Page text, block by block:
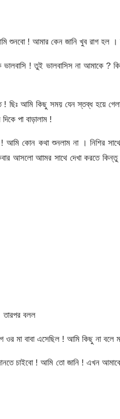
শুনবো ! আমার কেন জানি খুব রাগ হল ।
! তুই ভালবাসিস না আমাকে ?
ছিঃ আমি কিছু সময় যেন স্তব্ধ হয়ে
পা বাড়ালাম !
আমি কোন কথা শুনলাম না । নিশির
আসলো আামর সাথে দেখা করতে কিন্তু
তারপর বলল
মা বাবা এসেছিল ! আমি কিছু না বলে
চাইবো ! আমি তো জানি ! এখন